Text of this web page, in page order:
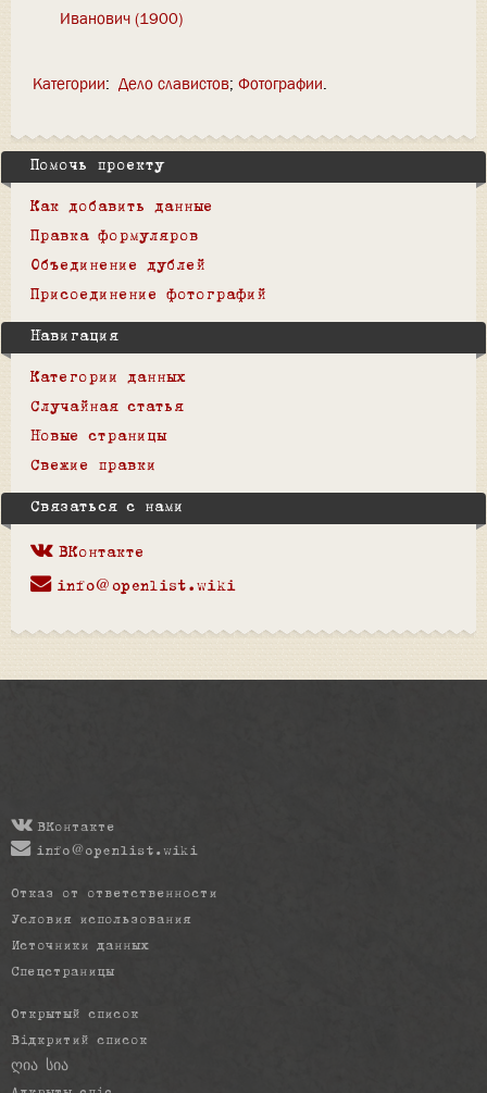
Иванович (1900)
Категории: Дело славистов Фотографии
Помочь проекту
Как добавить данные
Правка формуляров
Объединение дублей
Присоединение фотографий
Навигация
Категории данных
Случайная статья
Новые страницы
Свежие правки
Связаться с нами
ВКонтакте
info@openlist.wiki
ВКонтакте
info@openlist.wiki
Отказ от ответственности
Условия использования
Источники данных
Спецстраницы
Открытый список
Відкритий список
ღია სია